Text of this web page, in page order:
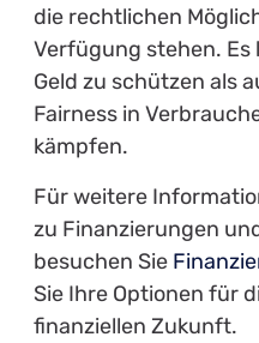
die rechtlichen
Verfügung stehen. Es
Geld zu schützen als
Fairness in
kämpfen.
Für weitere
zu Finanzierungen
besuchen Sie
Sie Ihre Optionen für
finanziellen Zukunft.